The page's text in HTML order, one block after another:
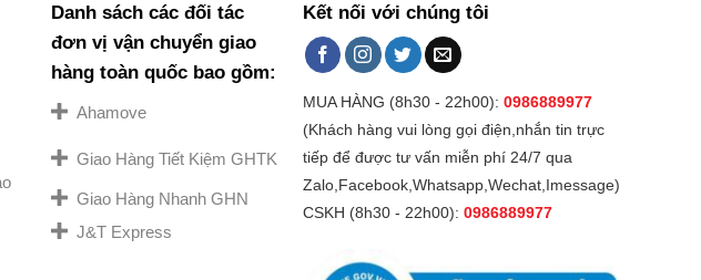
Danh sách các đối tác
đơn vị vận chuyển giao
hàng toàn quốc bao gồm:
Ahamove
Giao Hàng Tiết Kiệm GHTK
Giao Hàng Nhanh GHN
J&T Express
Kết nối với chúng tôi
MUA HÀNG (8h30 - 22h00): 0986889977
(Khách hàng vui lòng gọi điện,nhắn tin trực
tiếp để được tư vấn miễn phí 24/7 qua
Zalo,Facebook,Whatsapp,Wechat,Imessage)
CSKH (8h30 - 22h00): 0986889977